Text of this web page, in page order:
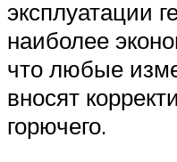
эксплуатации
наиболее
что любые
вносят
горючего.